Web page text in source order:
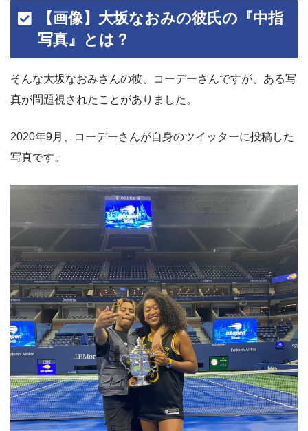
【画像】大坂なおみの彼氏の『中指
写真』とは？
そんな大坂なおみさんの彼、コーデーさんですが、ある写
真が問題視されたことがありました。
2020年9月、コーデーさんが自身のツイッターに投稿した
写真です。